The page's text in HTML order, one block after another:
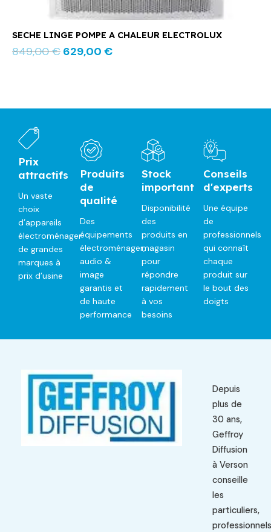
SECHE LINGE POMPE A CHALEUR ELECTROLUX
849,00€ 629,00 €
Prix
attractifs
Un vaste
choix
d’appareils
électroménager
de grandes
marques à
prix d’usine
Produits
de
qualité
Des
équipements
électroménager,
audio &
image
garantis et
de haute
performance
Stock
important
Disponibilité
des
produits en
magasin
pour
répondre
rapidement
à vos
besoins
Conseils
d'experts
Une équipe
de
professionnels
qui connaît
chaque
produit sur
le bout des
doigts
Depuis
plus de
30 ans,
Geffroy
Diffusion
à Verson
conseille
les
particuliers,
professionnels